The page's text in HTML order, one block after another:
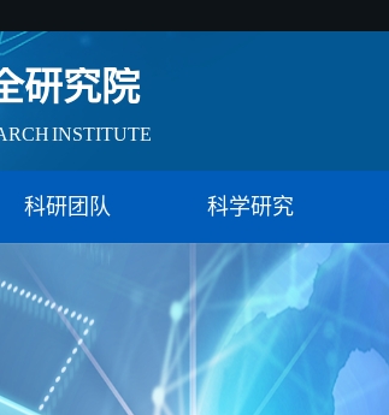
INSTITUTE
验特色基地（教育）
研究院
科研团队 科学研究